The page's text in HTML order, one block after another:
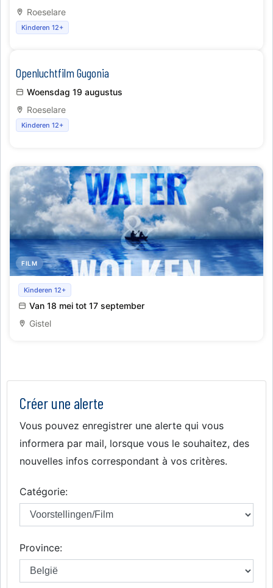
Roeselare
Kinderen 12+
Openluchtfilm Gugonia
Woensdag 19 augustus
Roeselare
Kinderen 12+
FILM
Filmvoorstellingen 'Credo de Kraai' of 'Tussen water en
wolken'
Kinderen 12+
Van 18 mei tot 17 september
Gistel
Créer une alerte
Vous pouvez enregistrer une alerte qui vous
informera par mail, lorsque vous le souhaitez, des
nouvelles infos correspondant à vos critères.
Catégorie:
Province: